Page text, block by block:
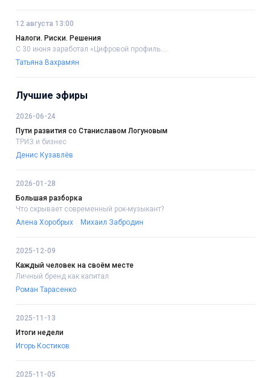
12 августа 13:00
Налоги. Риски. Решения
С 30 июня заработал «Цифровой профиль....
Татьяна Вахрамян
Лучшие эфиры
2026-06-24
Пути развития со Станиславом Логуновым
ТРИЗ и бизнес
Денис Кузавлёв
2026-01-28
Большая разборка
Что скрывает современный рок-музыкант?
Алена Хоробрых
Михаил Забродин
2025-12-09
Каждый человек на своём месте
Личный бренд как капитал
Роман Тарасенко
2025-11-13
Итоги недели
Игорь Костиков
2025-11-05